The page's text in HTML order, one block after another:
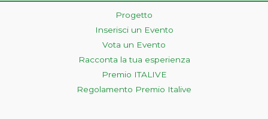
Progetto
Inserisci un Evento
Vota un Evento
Racconta la tua esperienza
Premio ITALIVE
Regolamento Premio Italive